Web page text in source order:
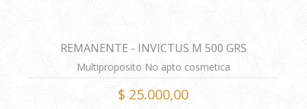
REMANENTE - INVICTUS M 500 GRS
Multiproposito No apto cosmetica
$ 25.000,00